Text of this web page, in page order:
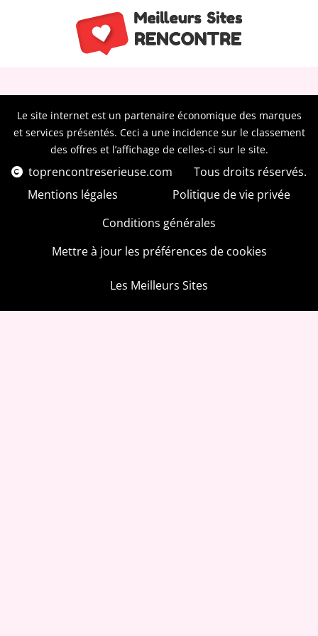
Le site internet est un partenaire économique des marques
et services présentés. Ceci a une incidence sur le classement
des offres et l’affichage de celles-ci sur le site.
toprencontreserieuse.com
Tous droits réservés.
Mentions légales
Politique de vie privée
Conditions générales
Mettre à jour les préférences de cookies
Les Meilleurs Sites